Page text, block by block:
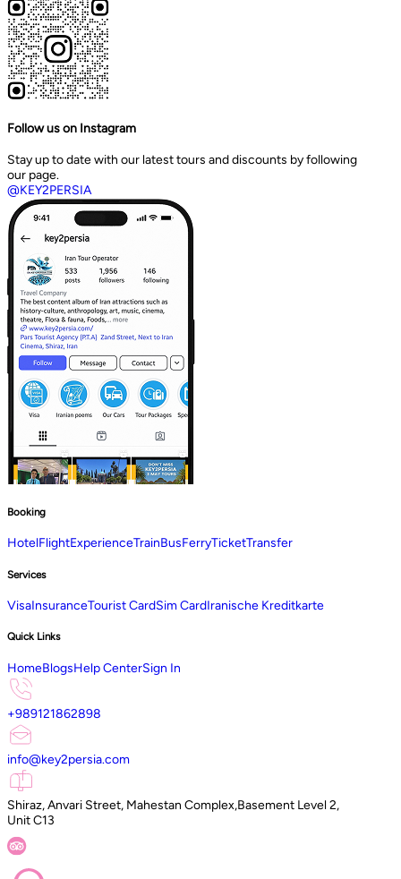
Follow us on Instagram
Stay up to date with our latest tours and discounts by following
our page.
@KEY2PERSIA
Booking
HotelFlightExperienceTrainBusFerryTicketTransfer
Services
VisaInsuranceTourist CardSim CardIranische Kreditkarte
Quick Links
HomeBlogsHelp CenterSign In
+989121862898
info@key2persia.com
Shiraz, Anvari Street, Mahestan Complex,Basement Level 2,
Unit C13